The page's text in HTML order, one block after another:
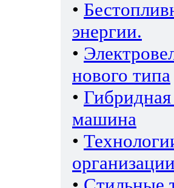
•
энергии.
•
нового типа
•
машина
•